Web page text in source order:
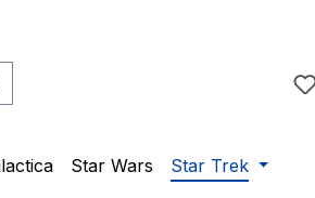
Star Wars Star Trek